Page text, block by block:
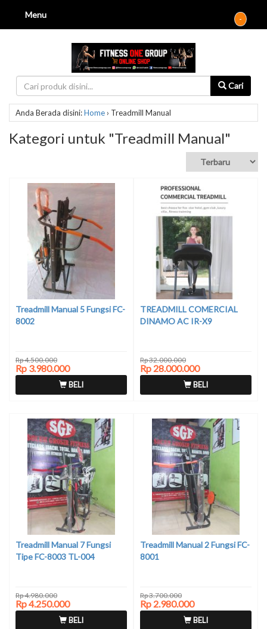
Cari
-
Menu
Anda Berada disini:Home › Treadmill Manual
Kategori untuk "Treadmill Manual"
Treadmill Manual 5 Fungsi FC-
8002
Rp 4.500.000
Rp 3.980.000
BELI
TREADMILL COMERCIAL
DINAMO AC IR-X9
Rp 32.000.000
Rp 28.000.000
BELI
Treadmill Manual 7 Fungsi
Tipe FC-8003 TL-004
Rp 4.980.000
Rp 4.250.000
BELI
Treadmill Manual 2 Fungsi FC-
8001
Rp 3.700.000
Rp 2.980.000
BELI